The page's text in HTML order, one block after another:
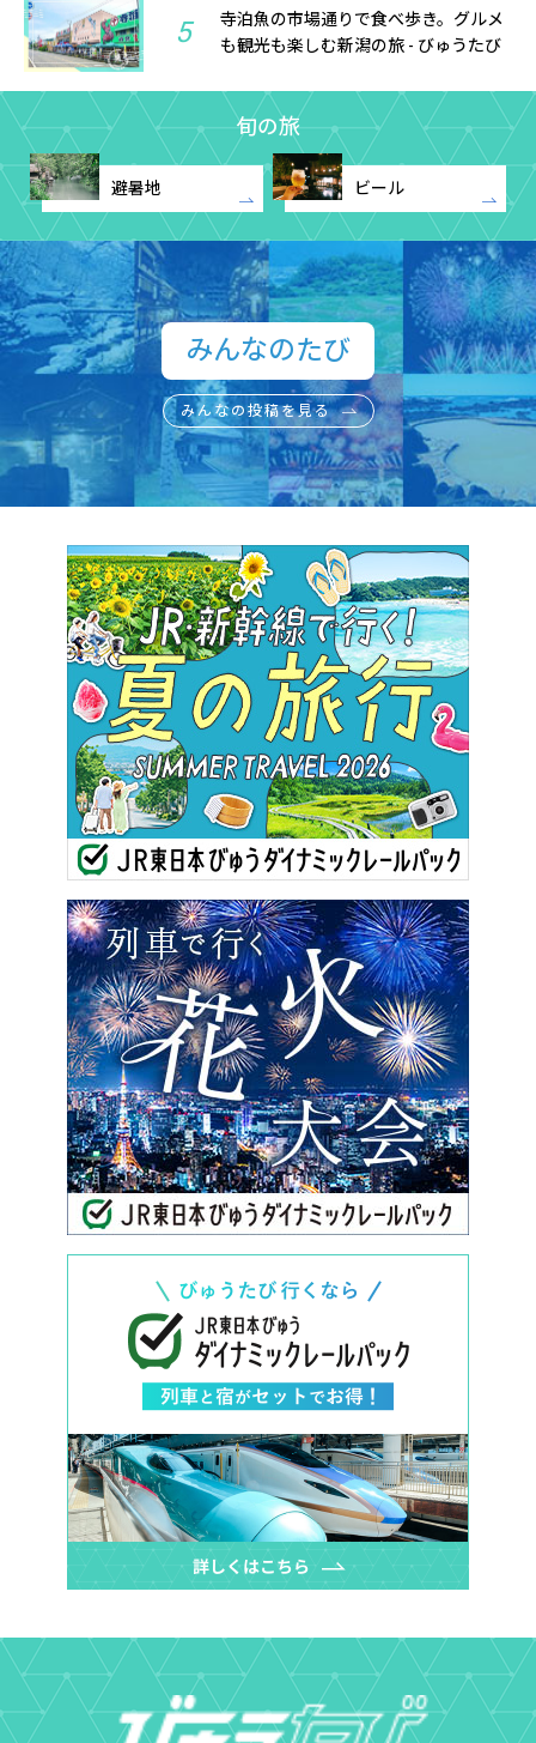
5
寺泊魚の市場通りで食べ歩き。グルメ
も観光も楽しむ新潟の旅 - びゅうたび
旬の旅
避暑地 ビール
みんなのたび​
みんなの投稿を見る